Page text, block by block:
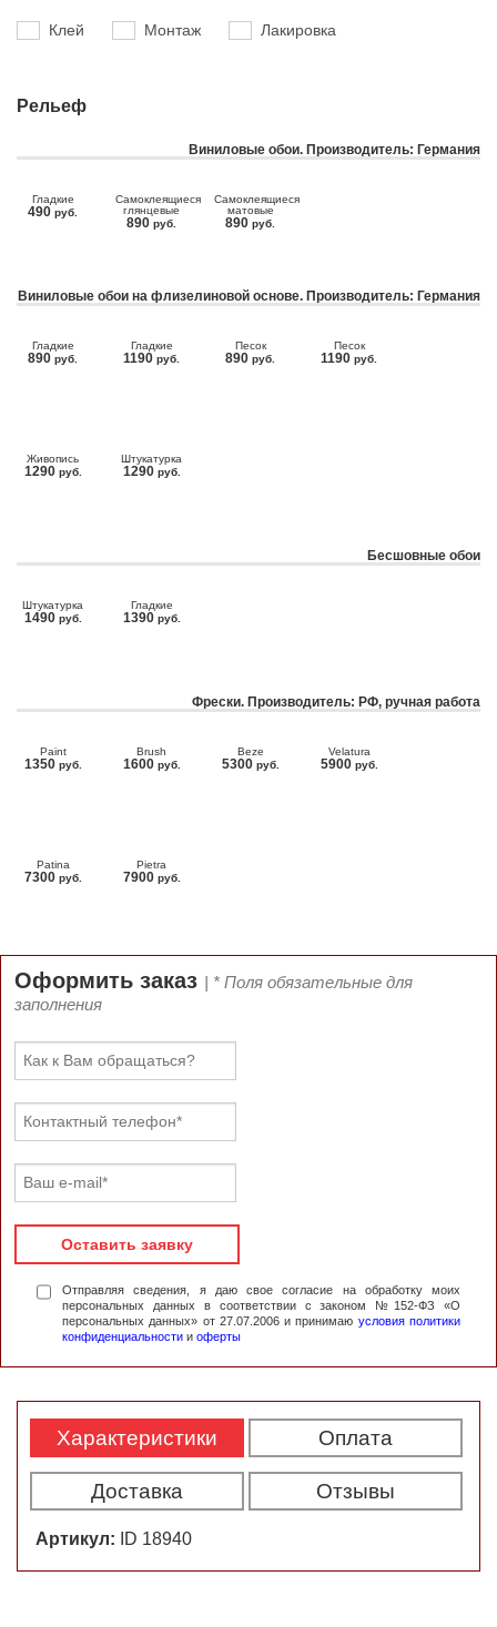
Клей Монтаж Лакировка
Рельеф
Виниловые обои. Производитель: Германия
Гладкие
490 руб.
Самоклеящиеся
глянцевые
890 руб.
Самоклеящиеся
матовые
890 руб.
Виниловые обои на флизелиновой основе. Производитель: Германия
Гладкие
890 руб.
Гладкие
1190 руб.
Песок
890 руб.
Песок
1190 руб.
Живопись
1290 руб.
Штукатурка
1290 руб.
Бесшовные обои
Штукатурка
1490 руб.
Гладкие
1390 руб.
Фрески. Производитель: РФ, ручная работа
Paint
1350 руб.
Brush
1600 руб.
Beze
5300 руб.
Velatura
5900 руб.
Patina
7300 руб.
Pietra
7900 руб.
Оформить заказ | * Поля обязательные для
заполнения
Оставить заявку
Отправляя сведения, я даю свое согласие на обработку моих
персональных данных в соответствии с законом №152-ФЗ «О
персональных данных» от 27.07.2006 и принимаю условия политики
конфиденциальности и оферты
Характеристики Оплата
Доставка Отзывы
Артикул: ID 18940